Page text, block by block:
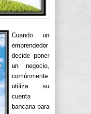
Cuando un
emprendedor
decide poner
un negocio,
comúnmente
utiliza su
cuenta
bancaria para